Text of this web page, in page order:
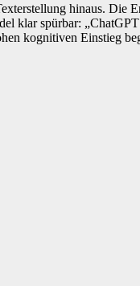
hinaus. Die
klar spürbar:
kognitiven Einstieg